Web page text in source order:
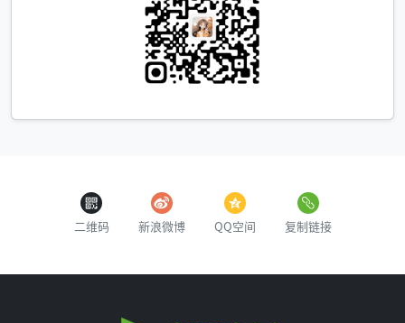
二维码 新浪微博 QQ空间 复制链接